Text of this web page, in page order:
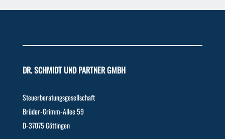
DR. SCHMIDT UND PARTNER GMBH
Steuerberatungsgesellschaft
Brüder-Grimm-Allee 59
D-37075 Göttingen